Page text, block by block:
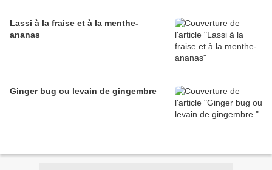
Lassi à la fraise et à la menthe-
ananas
Ginger bug ou levain de gingembre